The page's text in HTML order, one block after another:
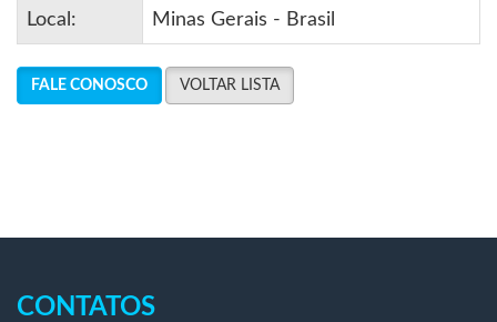
Local: Minas Gerais - Brasil
FALE CONOSCO VOLTAR LISTA
CONTATOS